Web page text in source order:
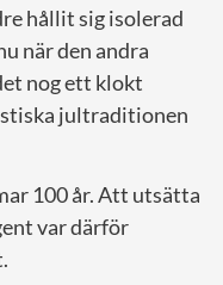
hållit sig isolerad
när den andra
nog ett klokt
jultraditionen
100 år. Att utsätta
var därför